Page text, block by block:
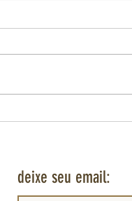
deixe seu email: